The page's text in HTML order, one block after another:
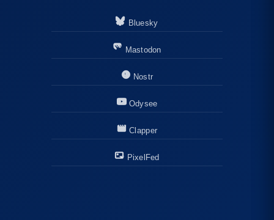
Bluesky
Mastodon
Nostr
Odysee
Clapper
PixelFed